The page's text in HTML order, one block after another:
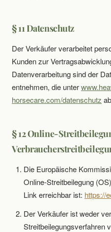
§ 11 Datenschutz
Der Verkäufer verarbeitet
Kunden zur
Datenverarbeitung sind der
entnehmen, die unter
horsecare.com/datenschutz
§ 12 Online-
Die Europäische
Online-Streitbeilegung
Link erreichbar ist: https://
Der Verkäufer ist weder
Streitbeilegungsverfahren